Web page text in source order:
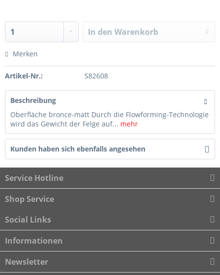
In den Warenkorb
Merken
Artikel-Nr.: S82608
Beschreibung
Oberfläche bronce-matt Durch die Flowforming-Technologie
wird das Gewicht der Felge auf... mehr
Kunden haben sich ebenfalls angesehen
Service Hotline
Shop Service
Social Links
Informationen
Newsletter